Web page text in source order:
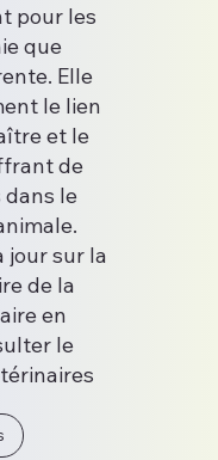
pour les
que
Elle
le lien
et le
de
le
jour sur la
de la
en
le